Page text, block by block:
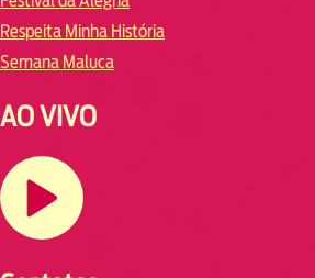
Respeita Minha História
Semana Maluca
AO VIVO